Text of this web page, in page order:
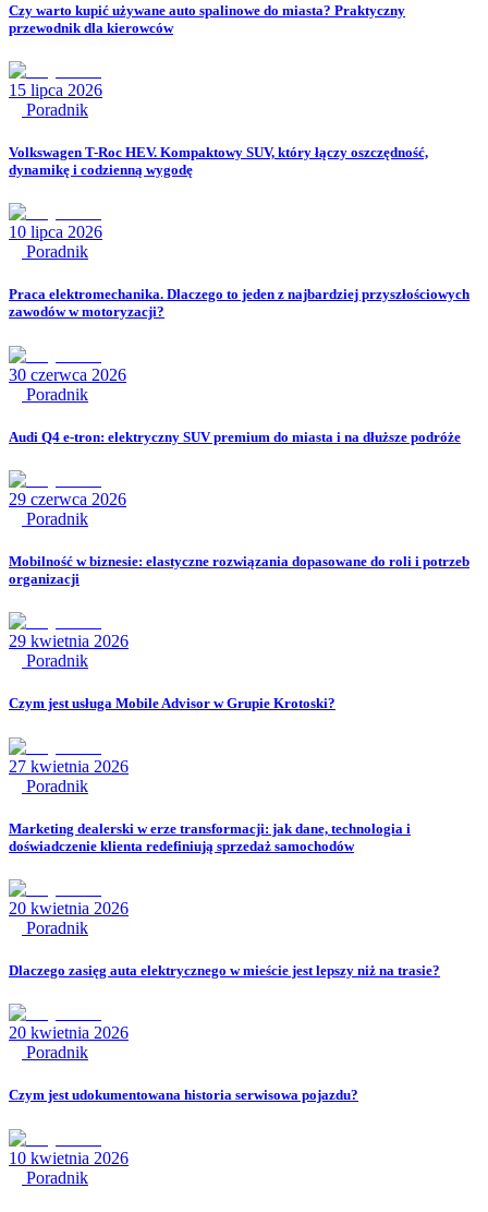
Czy warto kupić używane auto spalinowe do miasta? Praktyczny
przewodnik dla kierowców
15 lipca 2026
Poradnik
Volkswagen T-Roc HEV. Kompaktowy SUV, który łączy oszczędność,
dynamikę i codzienną wygodę
10 lipca 2026
Poradnik
Praca elektromechanika. Dlaczego to jeden z najbardziej przyszłościowych
zawodów w motoryzacji?
30 czerwca 2026
Poradnik
Audi Q4 e-tron: elektryczny SUV premium do miasta i na dłuższe podróże
29 czerwca 2026
Poradnik
Mobilność w biznesie: elastyczne rozwiązania dopasowane do roli i potrzeb
organizacji
29 kwietnia 2026
Poradnik
Czym jest usługa Mobile Advisor w Grupie Krotoski?
27 kwietnia 2026
Poradnik
Marketing dealerski w erze transformacji: jak dane, technologia i
doświadczenie klienta redefiniują sprzedaż samochodów
20 kwietnia 2026
Poradnik
Dlaczego zasięg auta elektrycznego w mieście jest lepszy niż na trasie?
20 kwietnia 2026
Poradnik
Czym jest udokumentowana historia serwisowa pojazdu?
10 kwietnia 2026
Poradnik